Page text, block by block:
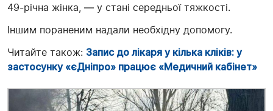
49-річна жінка, — у стані середньої тяжкості.
Іншим пораненим надали необхідну допомогу.
Читайте також: Запис до лікаря у кілька кліків: у
застосунку «єДніпро» працює «Медичний кабінет»